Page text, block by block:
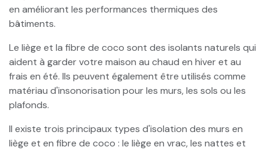
en améliorant les performances thermiques des
bâtiments.
Le liège et la fibre de coco sont des isolants naturels qui
aident à garder votre maison au chaud en hiver et au
frais en été. Ils peuvent également être utilisés comme
matériau d'insonorisation pour les murs, les sols ou les
plafonds.
Il existe trois principaux types d'isolation des murs en
liège et en fibre de coco : le liège en vrac, les nattes et